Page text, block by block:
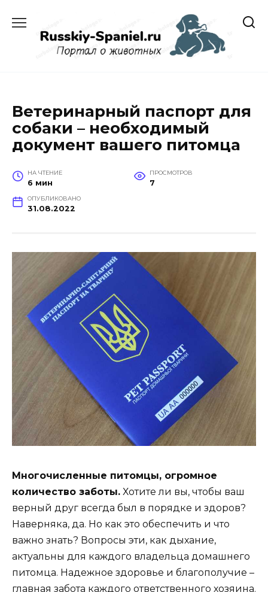
содержанию
Ветеринарный паспорт для
собаки – необходимый
документ вашего питомца
НА ЧТЕНИЕ
6 мин
ПРОСМОТРОВ
7
ОПУБЛИКОВАНО
31.08.2022
Многочисленные питомцы, огромное
количество заботы. Хотите ли вы, чтобы ваш
верный друг всегда был в порядке и здоров?
Наверняка, да. Но как это обеспечить и что
важно знать? Вопросы эти, как дыхание,
актуальны для каждого владельца домашнего
питомца. Надежное здоровье и благополучие –
главная забота каждого ответственного хозяина.